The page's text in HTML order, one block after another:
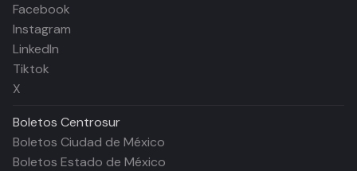
Facebook
Instagram
LinkedIn
Tiktok
X
Boletos Centrosur
Boletos Ciudad de México
Boletos Estado de México